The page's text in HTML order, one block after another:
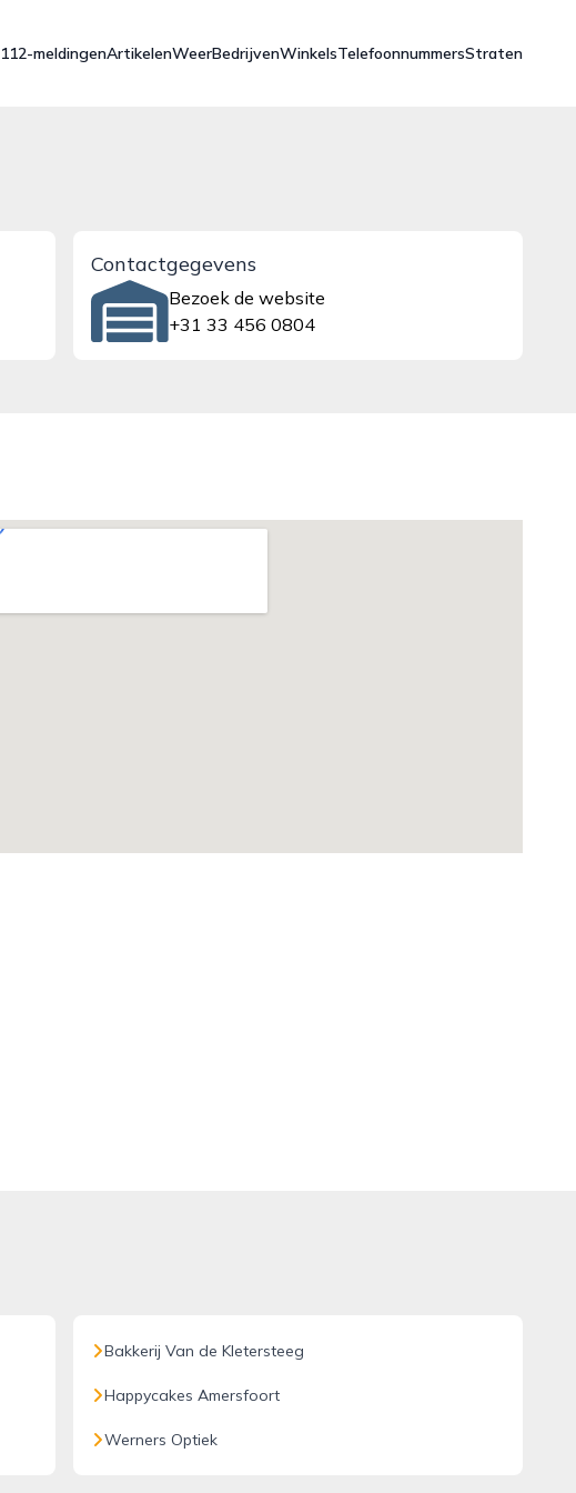
112-meldingenArtikelenWeerBedrijvenWinkelsTelefoonnummersStraten
Contactgegevens
Bezoek de website
+31 33 456 0804
Bakkerij Van de Kletersteeg
Happycakes Amersfoort
Werners Optiek